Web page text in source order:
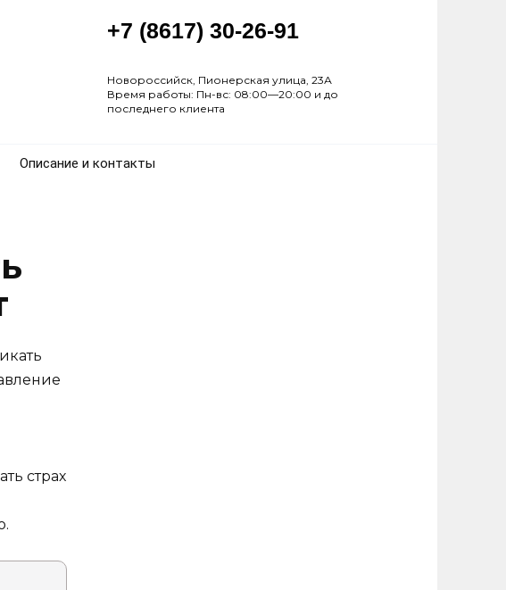
+7 (8617) 30-26-91
Новороссийск, Пионерская улица, 23А
Время работы: Пн-вс: 08:00—20:00 и до
последнего клиента
Описание и контакты
страх